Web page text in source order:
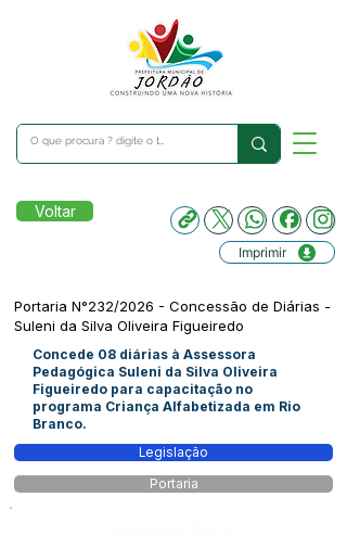
Voltar
Imprimir
Portaria N°232/2026 - Concessão de Diárias -
Suleni da Silva Oliveira Figueiredo
Concede 08 diárias à Assessora
Pedagógica Suleni da Silva Oliveira
Figueiredo para capacitação no
programa Criança Alfabetizada em Rio
Branco.
Legislação
Portaria